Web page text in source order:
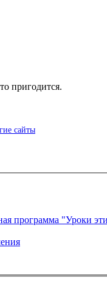
пригодится.
сайты
программа "Уроки